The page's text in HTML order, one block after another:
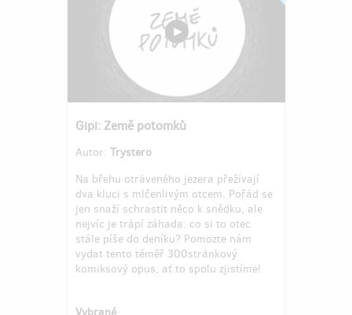
Gipi: Země potomků
Autor: Trystero
Na břehu otráveného jezera přežívají
dva kluci s mlčenlivým otcem. Pořád se
jen snaží schrastit něco k snědku, ale
nejvíc je trápí záhada: co si to otec
stále píše do deníku? Pomozte nám
vydat tento téměř 300stránkový
komiksový opus, ať to spolu zjistíme!